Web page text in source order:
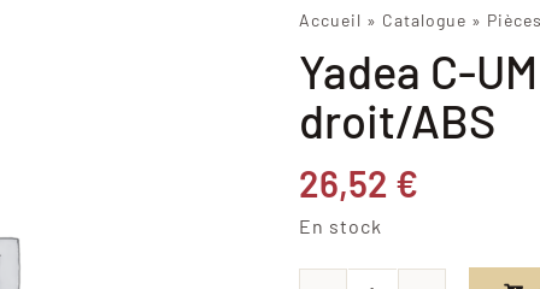
Nos modèles 50 et sans permis
Accueil » Catalogue »
Yadea C-
droit/ABS
26,52 €
En stock